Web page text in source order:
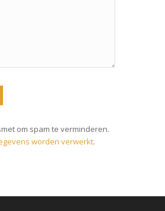
om spam te verminderen.
worden verwerkt.